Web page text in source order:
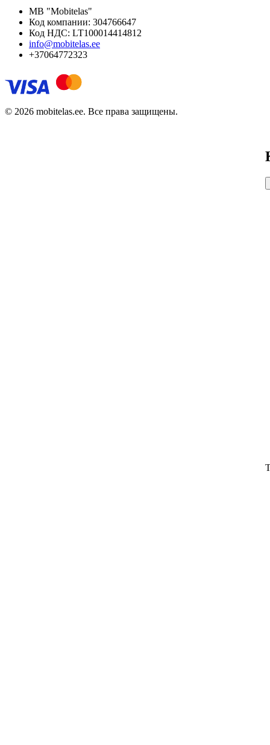
MB "Mobitelas"
Код компании: 304766647
Код НДС: LT100014414812
info@mobitelas.ee
+37064772323
© 2026 mobitelas.ee. Все права защищены.